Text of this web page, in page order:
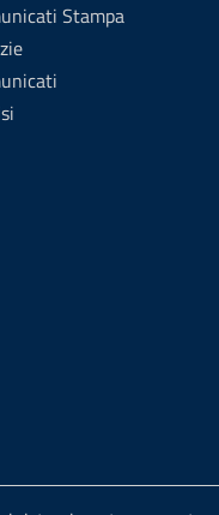
Stampa